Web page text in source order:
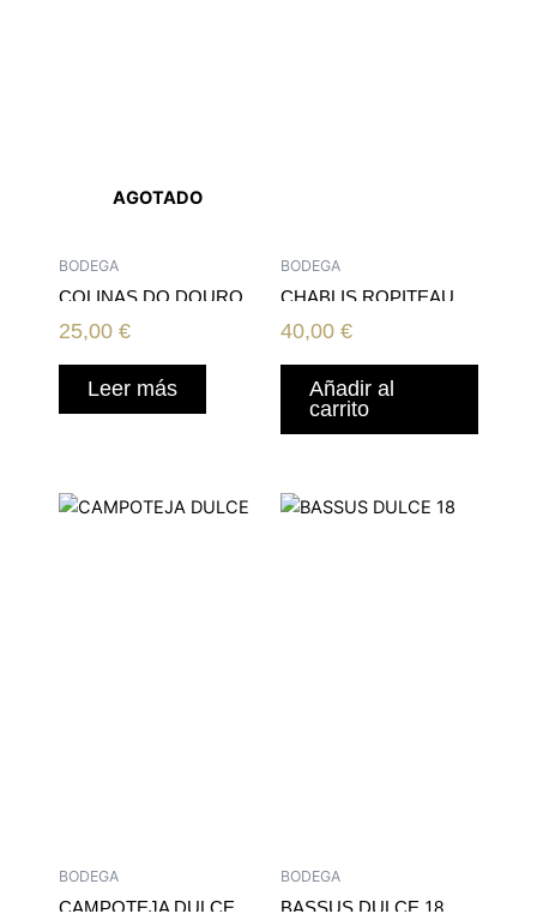
AGOTADO
BODEGA
COLINAS DO DOURO
RESERVA TINTO 17
25,00€
Leer más
BODEGA
CHABLIS ROPITEAU
40,00 €
Añadir al
carrito
BODEGA
CAMPOTEJA DULCE
BODEGA
BASSUS DULCE 18